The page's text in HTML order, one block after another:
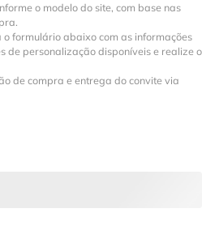
o modelo do site, com base nas
formulário abaixo com as informações
de personalização disponíveis e realize o
de compra e entrega do convite via